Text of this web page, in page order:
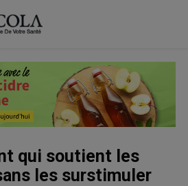
qui soutient les
les surstimuler